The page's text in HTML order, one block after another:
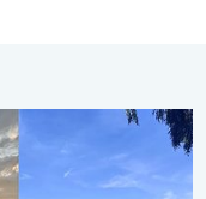
. . środa, 29